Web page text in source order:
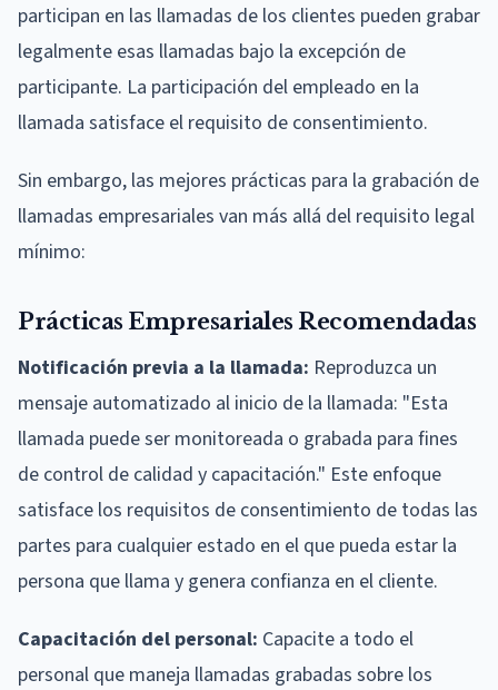
participan en las llamadas de los clientes pueden grabar
legalmente esas llamadas bajo la excepción de
participante. La participación del empleado en la
llamada satisface el requisito de consentimiento.
Sin embargo, las mejores prácticas para la grabación de
llamadas empresariales van más allá del requisito legal
mínimo:
Prácticas Empresariales Recomendadas
Notificación previa a la llamada: Reproduzca un
mensaje automatizado al inicio de la llamada: "Esta
llamada puede ser monitoreada o grabada para fines
de control de calidad y capacitación." Este enfoque
satisface los requisitos de consentimiento de todas las
partes para cualquier estado en el que pueda estar la
persona que llama y genera confianza en el cliente.
Capacitación del personal: Capacite a todo el
personal que maneja llamadas grabadas sobre los